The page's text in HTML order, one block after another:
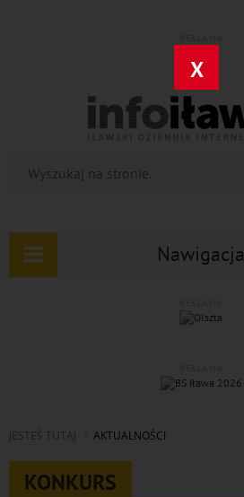
X
Nawigacja
Rozwiń
JESTEŚ TUTAJ AKTUALNOŚCI
KONKURS